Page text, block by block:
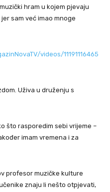
hram u kojem pjevaju
sam već imao mnoge
videos/11191116465
Uživa u druženju s
što rasporedim sebi vrijeme –
imam vremena i za
profesor muzičke kulture
znaju li nešto otpjevati,